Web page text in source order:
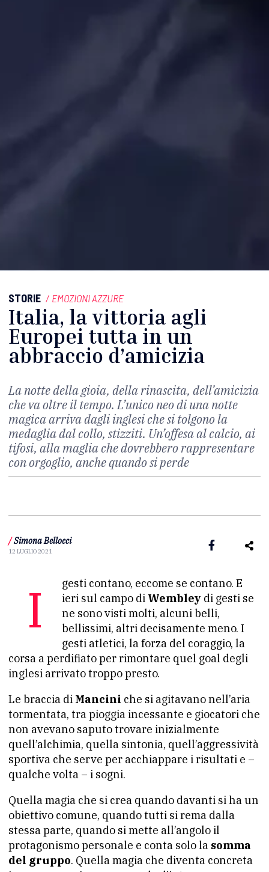
STORIE / EMOZIONI AZZURE
Italia, la vittoria agli
Europei tutta in un
abbraccio d’amicizia
La notte della gioia, della rinascita, dell’amicizia
che va oltre il tempo. L’unico neo di una notte
magica arriva dagli inglesi che si tolgono la
medaglia dal collo, stizziti. Un’offesa al calcio, ai
tifosi, alla maglia che dovrebbero rappresentare
con orgoglio, anche quando si perde
/ Simona Bellocci
12 LUGLIO 2021
I gesti contano, eccome se contano. E ieri sul campo di Wembley di gesti se
ne sono visti molti, alcuni belli,
bellissimi, altri decisamente meno. I
gesti atletici, la forza del coraggio, la
corsa a perdifiato per rimontare quel goal degli
inglesi arrivato troppo presto.
Le braccia di Mancini che si agitavano nell’aria
tormentata, tra pioggia incessante e giocatori che
non avevano saputotrovare inizialmente
quell’alchimia, quella sintonia, quell’aggressività
sportiva che serve per acchiappare i risultati e –
qualche volta – i sogni.
Quella magia che si crea quando davanti si ha un
obiettivo comune, quando tutti si rema dalla
stessa parte, quando si mette all’angolo il
protagonismo personale e conta solo la somma
del gruppo. Quella magia che diventa concreta